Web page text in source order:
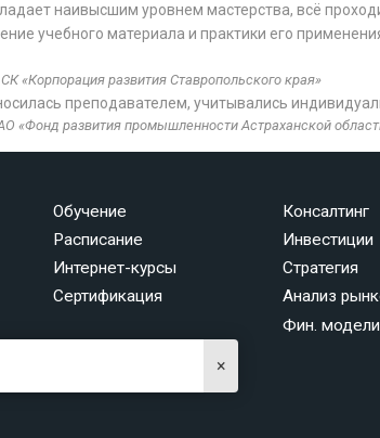
наивысшим уровнем мастерства, всё
учебного материала и практики его
«Корпорация развития Ставропольского края»
преподавателем, учитывались
«Фонд развития промышленности Астраханской
Обучение
Расписание
Интернет-курсы
Сертификация
Консалтинг
Инвестиции
Стратегия
Анализ
Фин. модели
×